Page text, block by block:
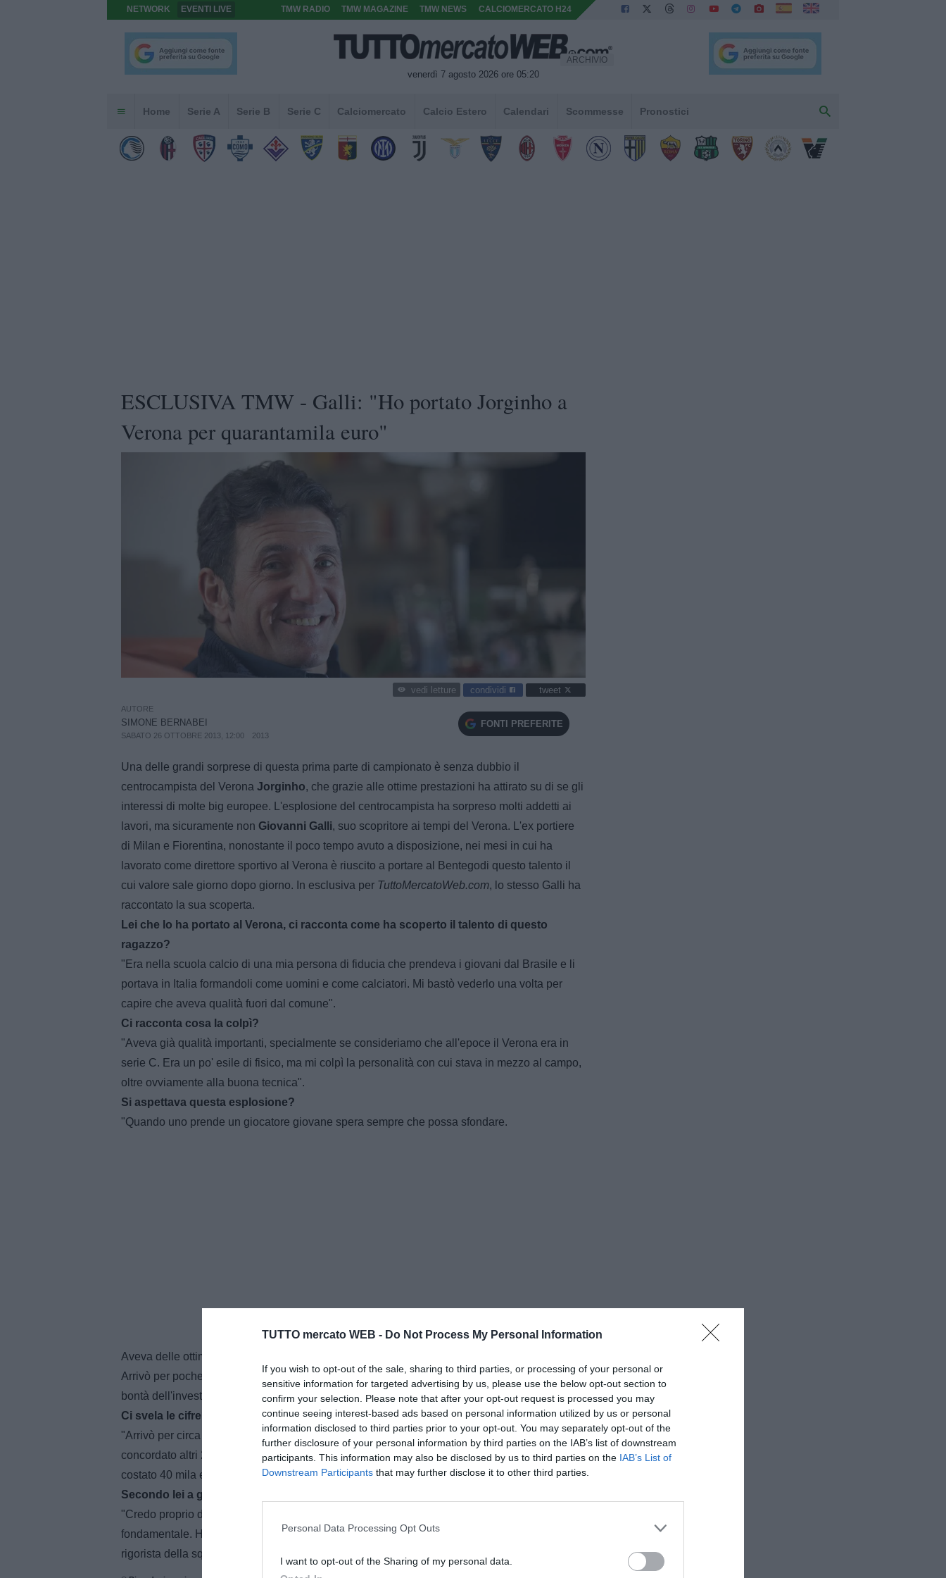
TUTTO mercato WEB - Do Not Process My Personal Information
If you wish to opt-out of the sale, sharing to third parties, or processing of your personal or
sensitive information for targeted advertising by us, please use the below opt-out section to
confirm your selection. Please note that after your opt-out request is processed you may
continue seeing interest-based ads based on personal information utilized by us or personal
information disclosed to third parties prior to your opt-out. You may separately opt-out of the
further disclosure of your personal information by third parties on the IAB’s list of downstream
participants. This information may also be disclosed by us to third parties on the IAB’s List of
Downstream Participants that may further disclose it to other third parties.
Personal Data Processing Opt Outs
I want to opt-out of the Sharing of my personal data.
NETWORK EVENTI LIVE TMW RADIO TMW MAGAZINE TMW NEWS CALCIOMERCATO H24
venerdì 7 agosto 2026 ore 05:20
ARCHIVIO
Home Serie A Serie B Serie C Calciomercato Calcio Estero Calendari Scommesse Pronostici
ESCLUSIVA TMW - Galli: "Ho portato Jorginho a
Verona per quarantamila euro"
vedi letture condividi tweet
AUTORE
SIMONE BERNABEI
SABATO 26 OTTOBRE 2013, 12:00 2013
FONTI PREFERITE
Una delle grandi sorprese di questa prima parte di campionato è senza dubbio il
centrocampista del Verona Jorginho, che grazie alle ottime prestazioni ha attirato su di se gli
interessi di molte big europee. L'esplosione del centrocampista ha sorpreso molti addetti ai
lavori, ma sicuramente non Giovanni Galli, suo scopritore ai tempi del Verona. L'ex portiere
di Milan e Fiorentina, nonostante il poco tempo avuto a disposizione, nei mesi in cui ha
lavorato come direttore sportivo al Verona è riuscito a portare al Bentegodi questo talento il
cui valore sale giorno dopo giorno. In esclusiva per TuttoMercatoWeb.com, lo stesso Galli ha
raccontato la sua scoperta.
Lei che lo ha portato al Verona, ci racconta come ha scoperto il talento di questo
ragazzo?
"Era nella scuola calcio di una mia persona di fiducia che prendeva i giovani dal Brasile e li
portava in Italia formandoli come uomini e come calciatori. Mi bastò vederlo una volta per
capire che aveva qualità fuori dal comune".
Ci racconta cosa la colpì?
"Aveva già qualità importanti, specialmente se consideriamo che all'epoce il Verona era in
serie C. Era un po' esile di fisico, ma mi colpì la personalità con cui stava in mezzo al campo,
oltre ovviamente alla buona tecnica".
Si aspettava questa esplosione?
"Quando uno prende un giocatore giovane spera sempre che possa sfondare.
Aveva delle ottime prospettive, sapevo che sarebbe potuto diventare un giocatore importante.
Arrivò per poche migliaia di euro, se pensiamo che adesso vale oltre 10 milioni si capisce la
bontà dell'investimento...".
Ci svela le cifre?
"Arrivò per circa 5 mila euro più altri 10 mila per il riscatto a fine stagione. Poi avevamo
concordato altri 25 mila euro in caso di esordio in serie A. In sostanza Jorginho al Verona è
costato 40 mila euro".
Secondo lei a giugno sarà pronto per il grande salto?
"Credo proprio di si. Jorginho oltre che le gambe utilizza il cervello in campo, e questo è
fondamentale. Ha grande carattere e grande personalità, come dimostra il fatto che è il
rigorista della squadra. Per me è lanciato verso una grandissima carriera".